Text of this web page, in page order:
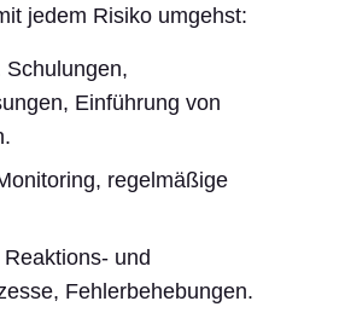
jedem Risiko umgehst:
Schulungen,
Einführung von
regelmäßige
und
Fehlerbehebungen.